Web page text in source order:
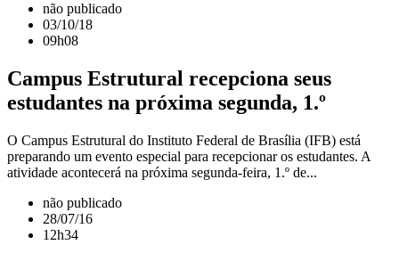
não publicado
03/10/18
09h08
Campus Estrutural recepciona seus
estudantes na próxima segunda, 1.º
O Campus Estrutural do Instituto Federal de Brasília (IFB) está
preparando um evento especial para recepcionar os estudantes. A
atividade acontecerá na próxima segunda-feira, 1.º de...
não publicado
28/07/16
12h34